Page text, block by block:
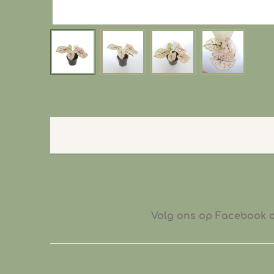
Volg ons op Facebook